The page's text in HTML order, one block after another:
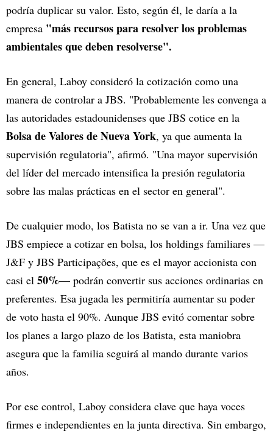
podría duplicar su valor. Esto, según él, le daría a la
empresa "más recursos para resolver los problemas
ambientales que deben resolverse".
En general, Laboy consideró la cotización como una
manera de controlar a JBS. "Probablemente les convenga a
las autoridades estadounidenses que JBS cotice en la
Bolsa de Valores de Nueva York, ya que aumenta la
supervisión regulatoria", afirmó. "Una mayor supervisión
del líder del mercado intensifica la presión regulatoria
sobre las malas prácticas en el sector en general".
De cualquier modo, los Batista no se van a ir. Una vez que
JBS empiece a cotizar en bolsa, los holdings familiares —
J&F y JBS Participações, que es el mayor accionista con
casi el 50%— podrán convertir sus acciones ordinarias en
preferentes. Esa jugada les permitiría aumentar su poder
de voto hasta el 90%. Aunque JBS evitó comentar sobre
los planes a largo plazo de los Batista, esta maniobra
asegura que la familia seguirá al mando durante varios
años.
Por ese control, Laboy considera clave que haya voces
firmes e independientes en la junta directiva. Sin embargo,